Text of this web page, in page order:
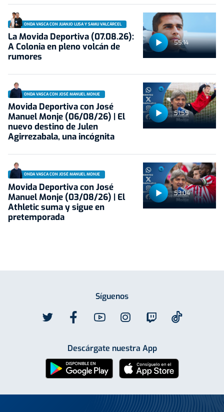
55:14
ONDA VASCA CON JUANJO LUSA Y SAMU VALCÁRCEL
La Movida Deportiva (07.08.26):
A Colonia en pleno volcán de
rumores
51:59
ONDA VASCA CON JOSÉ MANUEL MONJE
Movida Deportiva con José
Manuel Monje (06/08/26) | El
nuevo destino de Julen
Agirrezabala, una incógnita
53:04
ONDA VASCA CON JOSÉ MANUEL MONJE
Movida Deportiva con José
Manuel Monje (03/08/26) | El
Athletic suma y sigue en
pretemporada
Síguenos
Descárgate nuestra App